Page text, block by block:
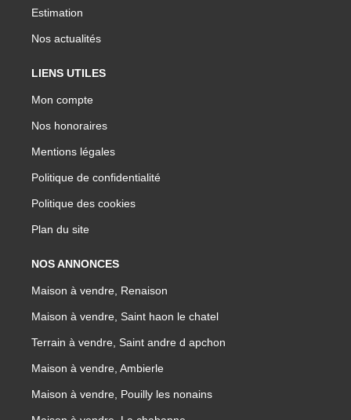
Estimation
Nos actualités
LIENS UTILES
Mon compte
Nos honoraires
Mentions légales
Politique de confidentialité
Politique des cookies
Plan du site
NOS ANNONCES
Maison à vendre, Renaison
Maison à vendre, Saint haon le chatel
Terrain à vendre, Saint andre d apchon
Maison à vendre, Ambierle
Maison à vendre, Pouilly les nonains